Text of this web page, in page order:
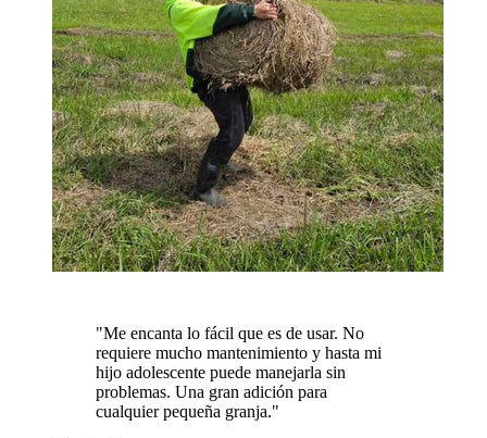
"Me encanta lo fácil que es de usar. No
requiere mucho mantenimiento y hasta mi
hijo adolescente puede manejarla sin
problemas. Una gran adición para
cualquier pequeña granja."